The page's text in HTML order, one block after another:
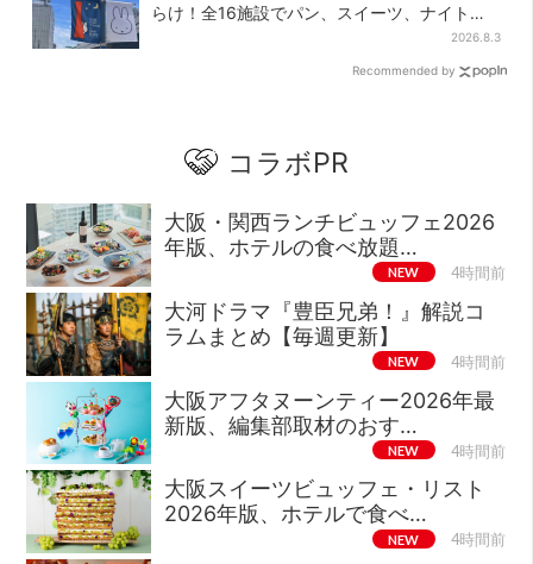
らけ！全16施設でパン、スイーツ、ナイトマ
2026.8.3
Recommended by
コラボPR
大阪・関西ランチビュッフェ2026
年版、ホテルの食べ放題…
NEW 4時間前
大河ドラマ『豊臣兄弟！』解説コ
ラムまとめ【毎週更新】
NEW 4時間前
大阪アフタヌーンティー2026年最
新版、編集部取材のおす…
NEW 4時間前
大阪スイーツビュッフェ・リスト
2026年版、ホテルで食べ…
NEW 4時間前